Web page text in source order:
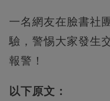
一名網友在臉書社
驗，警惕大家發生
報警！
以下原文：